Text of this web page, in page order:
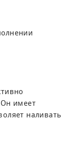
Он имеет
наливать